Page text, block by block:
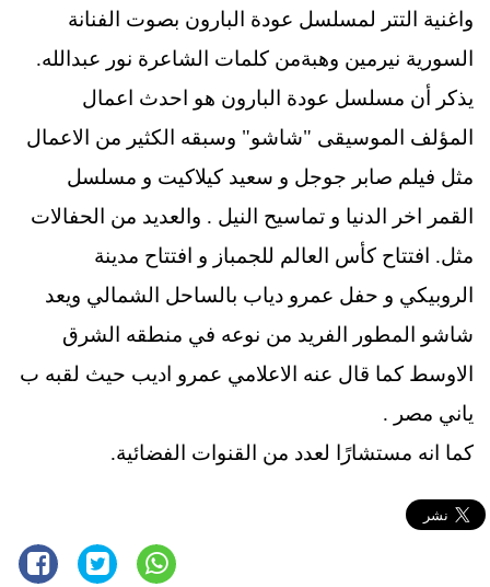
واغنية التتر لمسلسل عودة البارون بصوت الفنانة
السورية نيرمين وهبةمن كلمات الشاعرة نور عبدالله.
يذكر أن مسلسل عودة البارون هو احدث اعمال
المؤلف الموسيقى "شاشو" وسبقه الكثير من الاعمال
مثل فيلم صابر جوجل و سعيد كيلاكيت و مسلسل
القمر اخر الدنيا و تماسيح النيل . والعديد من الحفالات
مثل. افتتاح كأس العالم للجمباز و افتتاح مدينة
الروبيكي و حفل عمرو دياب بالساحل الشمالي ويعد
شاشو المطور الفريد من نوعه في منطقه الشرق
الاوسط كما قال عنه الاعلامي عمرو اديب حيث لقبه ب
ياني مصر .
كما انه مستشارًا لعدد من القنوات الفضائية.